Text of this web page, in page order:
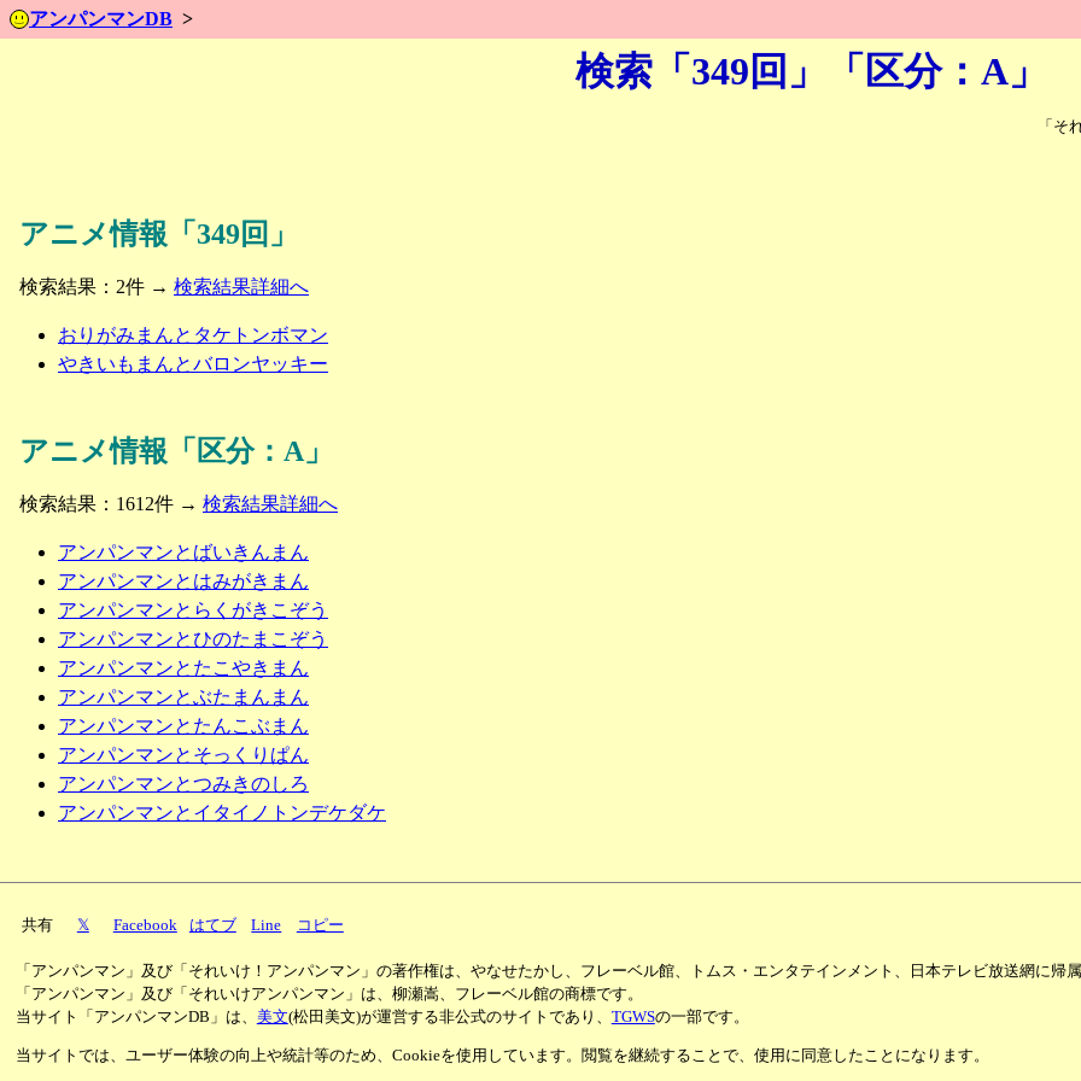
アンパンマンDB
検索「349回」「区分：A」
「そ
アニメ情報「349回」
検索結果：2件 → 検索結果詳細へ
おりがみまんとタケトンボマン
やきいもまんとバロンヤッキー
アニメ情報「区分：A」
検索結果：1612件 → 検索結果詳細へ
アンパンマンとばいきんまん
アンパンマンとはみがきまん
アンパンマンとらくがきこぞう
アンパンマンとひのたまこぞう
アンパンマンとたこやきまん
アンパンマンとぶたまんまん
アンパンマンとたんこぶまん
アンパンマンとそっくりぱん
アンパンマンとつみきのしろ
アンパンマンとイタイノトンデケダケ
共有 𝕏 Facebook はてブ Line コピー
「アンパンマン」及び「それいけ！アンパンマン」の著作権は、やなせたかし、フレーベル館、トムス・エンタテインメント、日本テレビ放送網に帰属
「アンパンマン」及び「それいけアンパンマン」は、柳瀬嵩、フレーベル館の商標です。
当サイト「アンパンマンDB」は、 美文(松田美文)が運営する非公式のサイトであり、 TGWSの一部です。
当サイトでは、ユーザー体験の向上や統計等のため、Cookieを使用しています。閲覧を継続することで、使用に同意したことになります。